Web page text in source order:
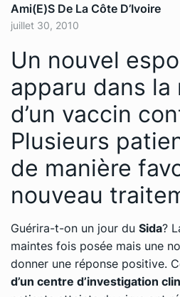
Ami(e)s De La Côte D’Ivoire
juillet 30, 2010
Un nouvel
apparu dans la
d’un vaccin
Plusieurs
de manière
nouveau
Guérira-t-on un jour du Sida?
maintes fois posée mais une
donner une réponse positive.
d’un centre d’investigation